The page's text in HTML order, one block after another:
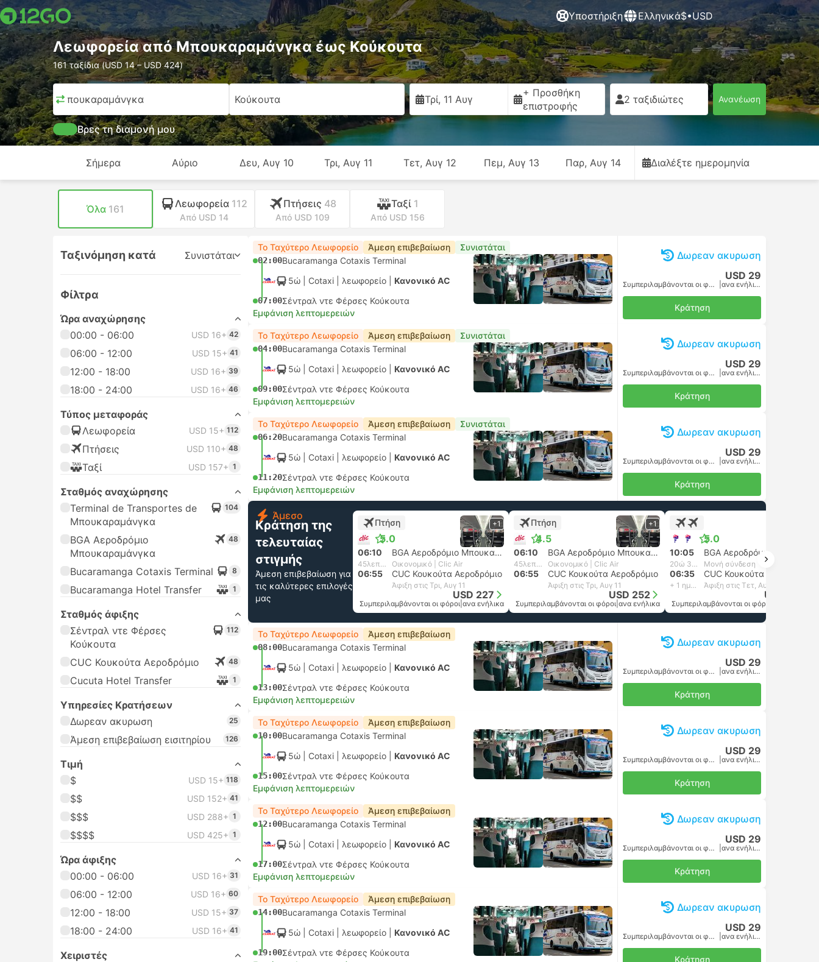
Υποστήριξη Ελληνικά$•USD
Λεωφορεία από Μπουκαραμάνγκα έως Κούκουτα
161 ταξίδια (USD 14 – USD 424)
Μπουκαραμάνγκα Κούκουτα Τρί, 11 Αυγ
+ Προσθήκη
επιστροφής
2 ταξιδιώτες Ανανέωση
Βρες τη διαμονή μου
Σήμερα Αύριο Δευ, Αυγ 10 Τρι, Αυγ 11 Τετ, Αυγ 12 Πεμ, Αυγ 13 Παρ, Αυγ 14 Διαλέξτε ημερομηνία
Όλα 161 Λεωφορεία 112
Από USD 14
Πτήσεις 48
Από USD 109
Ταξί 1
Από USD 156
Ταξινόμηση κατά Συνιστάται
Φίλτρα
Ώρα αναχώρησης
00:00 - 06:00
USD 16+ 42
06:00 - 12:00 USD 15+ 41
12:00 - 18:00 USD 16+ 39
18:00 - 24:00 USD 16+ 46
Τύπος μεταφοράς
Λεωφορεία
USD 15+ 112
Πτήσεις USD 110+ 48
Ταξί USD 157+ 1
Σταθμός αναχώρησης
Terminal de Transportes de
Μπουκαραμάνγκα
104
BGA Αεροδρόμιο
Μπουκαραμάνγκα
48
Bucaramanga Cotaxis Terminal 8
Bucaramanga Hotel Transfer 1
Σταθμός άφιξης
Σέντραλ ντε Φέρσες
Κούκουτα
112
CUC Κουκούτα Αεροδρόμιο 48
Cucuta Hotel Transfer 1
Υπηρεσίες Κρατήσεων
Δωρεαν ακυρωση
25
Άμεση επιβεβαίωση εισιτηρίου 126
Τιμή
$
USD 15+ 118
$$ USD 152+ 41
$$$ USD 288+ 1
$$$$ USD 425+ 1
Ώρα άφιξης
00:00 - 06:00
USD 16+ 31
06:00 - 12:00 USD 16+ 60
12:00 - 18:00 USD 15+ 37
18:00 - 24:00 USD 16+ 41
Χειριστές
Το Ταχύτερο Λεωφορείο Άμεση επιβεβαίωση Συνιστάται
02:00Bucaramanga Cotaxis Terminal
5ώ | Cotaxi λεωφορείο Κανονικό AC
07:00Σέντραλ ντε Φέρσες Κούκουτα
Εμφάνιση λεπτομερειών
Δωρεαν ακυρωση
USD 29
Συμπεριλαμβάνονται οι φόροι ανα ενήλικα
Κράτηση
Το Ταχύτερο Λεωφορείο Άμεση επιβεβαίωση Συνιστάται
04:00Bucaramanga Cotaxis Terminal
5ώ | Cotaxi λεωφορείο Κανονικό AC
09:00Σέντραλ ντε Φέρσες Κούκουτα
Εμφάνιση λεπτομερειών
Δωρεαν ακυρωση
USD 29
Συμπεριλαμβάνονται οι φόροι ανα ενήλικα
Κράτηση
Το Ταχύτερο Λεωφορείο Άμεση επιβεβαίωση Συνιστάται
06:20Bucaramanga Cotaxis Terminal
5ώ | Cotaxi λεωφορείο Κανονικό AC
11:20Σέντραλ ντε Φέρσες Κούκουτα
Εμφάνιση λεπτομερειών
Δωρεαν ακυρωση
USD 29
Συμπεριλαμβάνονται οι φόροι ανα ενήλικα
Κράτηση
Άμεσο
Κράτηση της
τελευταίας
στιγμής
Άμεση επιβεβαίωση για
τις καλύτερες επιλογές
μας
Πτήση
5.0
+1
06:10 BGA Αεροδρόμιο Μπουκαραμάνγκα
45λεπτά Οικονομικό | Clic Air
06:55 CUC Κουκούτα Αεροδρόμιο
Άφιξη στις Τρι, Αυγ 11
USD 227
Συμπεριλαμβάνονται οι φόροι ανα ενήλικα
Πτήση
4.5
+1
06:10 BGA Αεροδρόμιο Μπουκαραμάνγκα
45λεπτά Οικονομικό | Clic Air
06:55 CUC Κουκούτα Αεροδρόμιο
Άφιξη στις Τρι, Αυγ 11
USD 252
Συμπεριλαμβάνονται οι φόροι ανα ενήλικα
5.0
10:05
20ώ 30λεπτά Μονή σύνδεση
06:35 CUC Κουκούτα Αεροδρόμιο
+ 1 ημέρα Άφιξη στις Τετ, Αυγ 12
USD 253
Συμπεριλαμβάνονται οι φόροι
Το Ταχύτερο Λεωφορείο Άμεση επιβεβαίωση
08:00Bucaramanga Cotaxis Terminal
5ώ | Cotaxi λεωφορείο Κανονικό AC
13:00Σέντραλ ντε Φέρσες Κούκουτα
Εμφάνιση λεπτομερειών
Δωρεαν ακυρωση
USD 29
Συμπεριλαμβάνονται οι φόροι ανα ενήλικα
Κράτηση
Το Ταχύτερο Λεωφορείο Άμεση επιβεβαίωση
10:00Bucaramanga Cotaxis Terminal
5ώ | Cotaxi λεωφορείο Κανονικό AC
15:00Σέντραλ ντε Φέρσες Κούκουτα
Εμφάνιση λεπτομερειών
Δωρεαν ακυρωση
USD 29
Συμπεριλαμβάνονται οι φόροι ανα ενήλικα
Κράτηση
Το Ταχύτερο Λεωφορείο Άμεση επιβεβαίωση
12:00Bucaramanga Cotaxis Terminal
5ώ | Cotaxi λεωφορείο Κανονικό AC
17:00Σέντραλ ντε Φέρσες Κούκουτα
Εμφάνιση λεπτομερειών
Δωρεαν ακυρωση
USD 29
Συμπεριλαμβάνονται οι φόροι ανα ενήλικα
Κράτηση
Το Ταχύτερο Λεωφορείο Άμεση επιβεβαίωση
14:00Bucaramanga Cotaxis Terminal
5ώ | Cotaxi λεωφορείο Κανονικό AC
19:00Σέντραλ ντε Φέρσες Κούκουτα
Δωρεαν ακυρωση
USD 29
Συμπεριλαμβάνονται οι φόροι ανα ενήλικα
Κράτηση